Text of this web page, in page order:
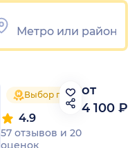
Выбор пациентов 2025
4.9
57 отзывов и 20
оценок
от
4 100 ₽